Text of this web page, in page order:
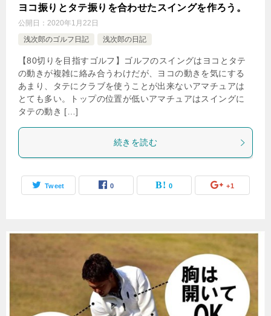
ヨコ振りとタテ振りを合わせたスイングを作ろう。
公開日： 2020年1月22日
浅次郎のゴルフ日記
浅次郎の日記
【80切りを目指すゴルフ】ゴルフのスイングはヨコとタテ
の動きが複雑に絡み合うわけだが、ヨコの動きを気にする
あまり、タテにクラブを使うことが出来ないアマチュアは
とても多い。トップの位置が低いアマチュアはスイングに
タテの動き […]
続きを読む
Tweet 0 0 +1